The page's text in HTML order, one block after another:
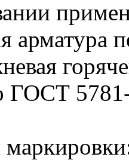
арматура
ГОСТ